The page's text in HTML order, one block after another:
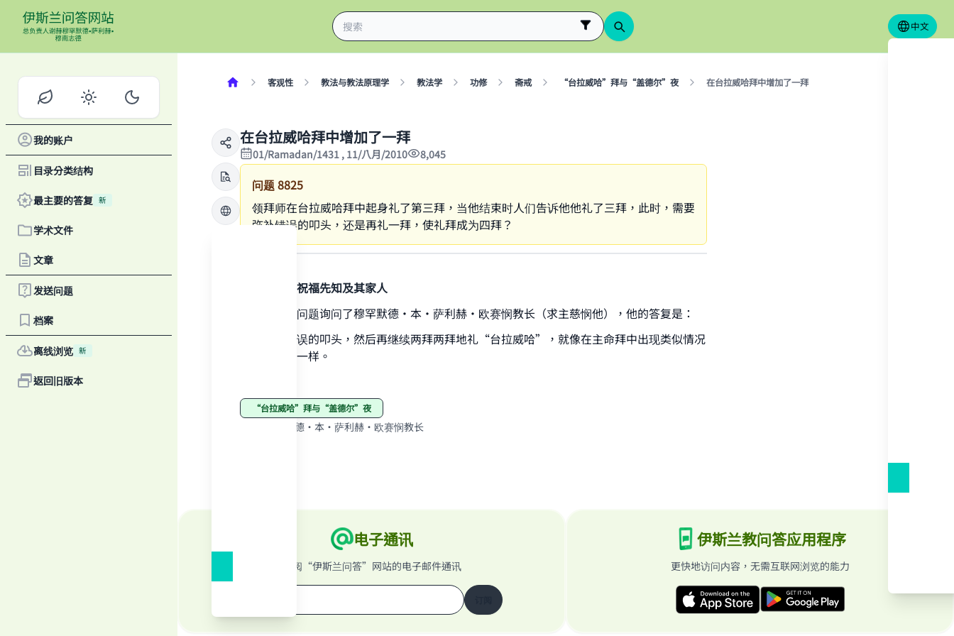
中文
我的账户
目录分类结构
最主要的答复 新
学术文件
文章
发送问题
档案
离线浏览 新
返回旧版本
客观性 教法与教法原理学 教法学 功修 斋戒 “台拉威哈”拜与“盖德尔”夜 在台拉威哈拜中增加了一拜
在台拉威哈拜中增加了一拜
01/Ramadan/1431 , 11/八月/2010 8,045
问题8825
领拜师在台拉威哈拜中起身礼了第三拜，当他结束时人们告诉他他礼了三拜，此时，需要
弥补错误的叩头，还是再礼一拜，使礼拜成为四拜？
感谢真主，祝福先知及其家人
我们将这个问题询问了穆罕默德·本·萨利赫·欧赛悯教长（求主慈悯他），他的答复是：
当叩弥补错误的叩头，然后再继续两拜两拜地礼“台拉威哈”，就像在主命拜中出现类似情况
的处理方法一样。
“台拉威哈”拜与“盖德尔”夜
穆罕默德·本·萨利赫·欧赛悯教长
电子通讯
订阅“伊斯兰问答”网站的电子邮件通讯
伊斯兰教问答应用程序
更快地访问内容，无需互联网浏览的能力
Make an impact on millions of lives with your
contribution today
"A person who leads others to doing what is good will earn the
same reward as those who do it."